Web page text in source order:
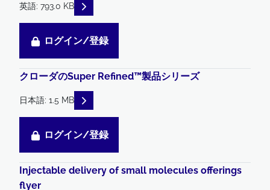
英語: 793.0 KB READ DESCRIPTIONS
ログイン/登録
クローダのSuper Refined™製品シリーズ
日本語: 1.5 MB READ DESCRIPTIONS
ログイン/登録
Injectable delivery of small molecules offerings
flyer